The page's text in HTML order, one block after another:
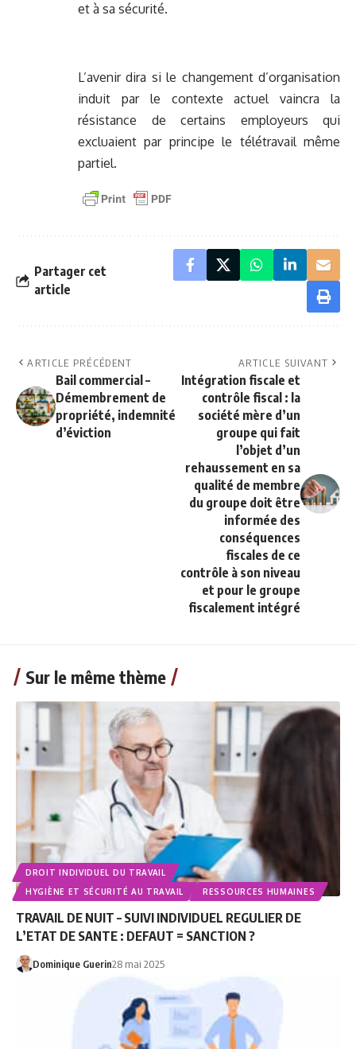
et à sa sécurité.
L’avenir dira si le changement d’organisation
induit par le contexte actuel vaincra la
résistance de certains employeurs qui
excluaient par principe le télétravail même
partiel.
Partager cet
article
ARTICLE PRÉCÉDENT
Bail commercial –
Démembrement de
propriété, indemnité
d’éviction
ARTICLE SUIVANT
Intégration fiscale et
contrôle fiscal : la
société mère d’un
groupe qui fait
l’objet d’un
rehaussement en sa
qualité de membre
du groupe doit être
informée des
conséquences
fiscales de ce
contrôle à son niveau
et pour le groupe
fiscalement intégré
Sur le même thème
DROIT INDIVIDUEL DU TRAVAIL
HYGIÈNE ET SÉCURITÉ AU TRAVAIL
RESSOURCES HUMAINES
TRAVAIL DE NUIT – SUIVI INDIVIDUEL REGULIER DE
L’ETAT DE SANTE : DEFAUT = SANCTION ?
Dominique Guerin28 mai 2025